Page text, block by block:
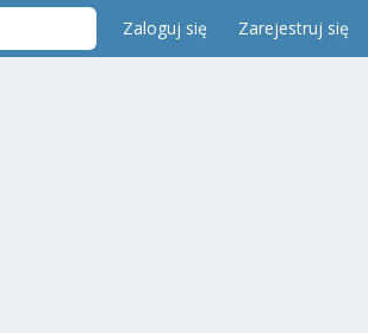
Zaloguj się Zarejestruj się